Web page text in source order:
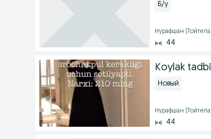
Б/у
Нурафшан
44
Koylak
Новый
Нурафшан
44